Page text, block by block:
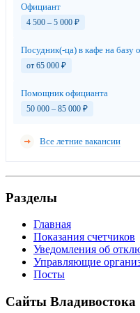
Официант
4 500 – 5 000 ₽
Посудник(-ца) в кафе на базу
от 65 000 ₽
Помощник официанта
50 000 – 85 000 ₽
Все летние вакансии
Разделы
Главная
Показания счетчиков
Уведомления об
Управляющие
Посты
Сайты Владивостока